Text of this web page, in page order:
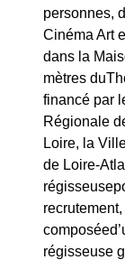
personnes,
Cinéma Art
dans la
mètres
financé par
Régionale
Loire, la
de Loire-
régisseuse